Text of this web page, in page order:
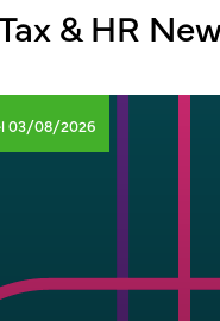
& HR
03/08/2026